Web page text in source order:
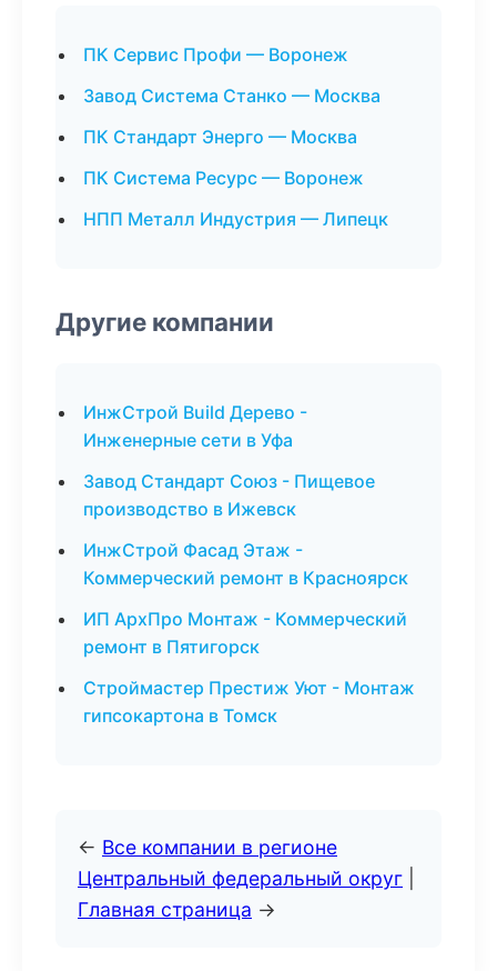
ПК Сервис Профи — Воронеж
Завод Система Станко — Москва
ПК Стандарт Энерго — Москва
ПК Система Ресурс — Воронеж
НПП Металл Индустрия — Липецк
Другие компании
ИнжСтрой Build Дерево -
Инженерные сети в Уфа
Завод Стандарт Союз - Пищевое
производство в Ижевск
ИнжСтрой Фасад Этаж -
Коммерческий ремонт в Красноярск
ИП АрхПро Монтаж - Коммерческий
ремонт в Пятигорск
Строймастер Престиж Уют - Монтаж
гипсокартона в Томск
← Все компании в регионе
Центральный федеральный округ
Главная страница →